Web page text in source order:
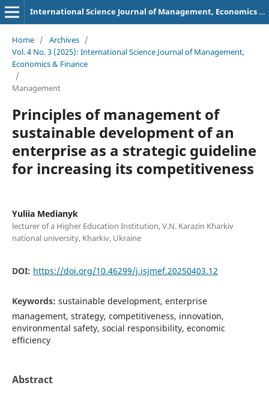
International Science Journal of Management, Economics & Finance
Home / Archives /
Vol. 4 No. 3 (2025): International Science Journal of Management,
Economics & Finance
/
Management
Principles of management of
sustainable development of an
enterprise as a strategic guideline
for increasing its competitiveness
Yuliia Medianyk
lecturer of a Higher Education Institution, V.N. Karazin Kharkiv
national university, Kharkiv, Ukraine
DOI: https://doi.org/10.46299/j.isjmef.20250403.12
Keywords: sustainable development, enterprise
management, strategy, competitiveness, innovation,
environmental safety, social responsibility, economic
efficiency
Abstract